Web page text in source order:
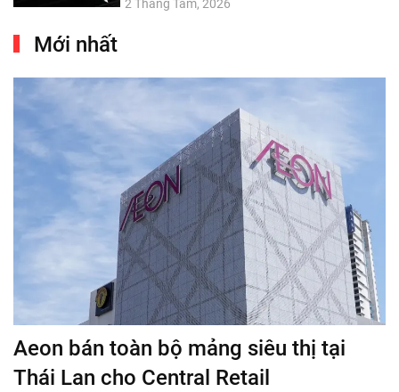
2 Tháng Tám, 2026
Mới nhất
Aeon bán toàn bộ mảng siêu thị tại
Thái Lan cho Central Retail